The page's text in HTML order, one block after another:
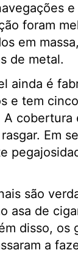
foram
em
de metal.
ainda é
e tem
Em
são
asa de
disso, os
a